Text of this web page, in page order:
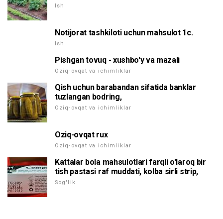
Ish
Notijorat tashkiloti uchun mahsulot 1c.
Ish
Pishgan tovuq - xushbo'y va mazali
Oziq-ovqat va ichimliklar
Qish uchun barabandan sifatida banklar
tuzlangan bodring,
Oziq-ovqat va ichimliklar
Oziq-ovqat rux
Oziq-ovqat va ichimliklar
Kattalar bola mahsulotlari farqli o'laroq bir
tish pastasi raf muddati, kolba sirli strip,
Sog'lik